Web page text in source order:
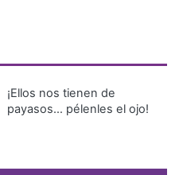
¡Ellos nos tienen de
payasos… pélenles el ojo!